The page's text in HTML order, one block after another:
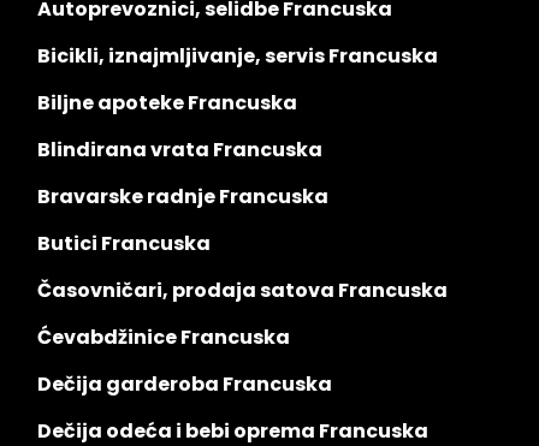
Autoprevoznici, selidbe Francuska
Bicikli, iznajmljivanje, servis Francuska
Biljne apoteke Francuska
Blindirana vrata Francuska
Bravarske radnje Francuska
Butici Francuska
Časovničari, prodaja satova Francuska
Ćevabdžinice Francuska
Dečija garderoba Francuska
Dečija odeća i bebi oprema Francuska